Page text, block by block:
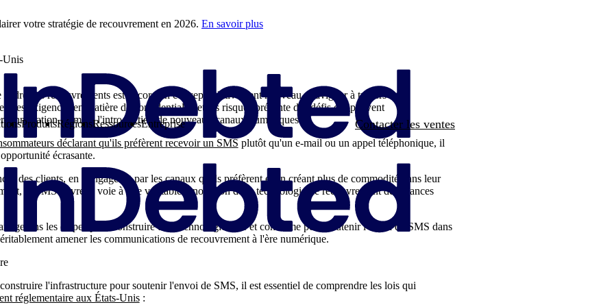
votre stratégie de recouvrement en 2026. En savoir plus
ProduitsRégionsRessourcesEntreprise Contacter les ventes
Unis
cadre des recouvrements est encore un concept relativement nouveau. Naviguer à travers les
les exigences en matière de confidentialité et les risques présente des défis qui peuvent
l'innovation, comme l'introduction de nouveaux canaux numériques.
déclarant qu'ils préfèrent recevoir un SMS plutôt qu'un e-mail ou un appel téléphonique, il
écrasante.
des clients, en s'engageant par les canaux qu'ils préfèrent et en créant plus de commodité dans leur
le SMS ouvre la voie à une véritable innovation de la technologie de recouvrement de créances
les étapes pour construire une technologie sûre et conforme pour soutenir l'envoi de SMS dans
amener les communications de recouvrement à l'ère numérique.
l'infrastructure pour soutenir l'envoi de SMS, il est essentiel de comprendre les lois qui
réglementaire aux États-Unis: